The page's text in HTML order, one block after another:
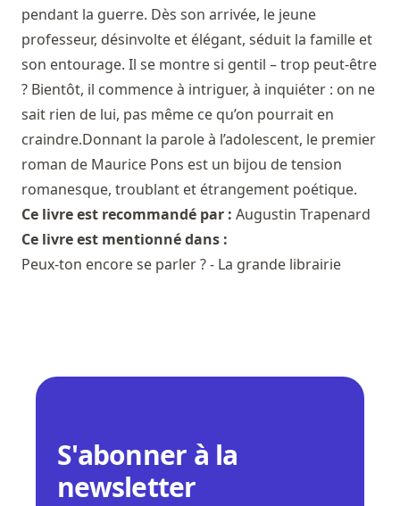
pendant la guerre. Dès son arrivée, le jeune
professeur, désinvolte et élégant, séduit la famille et
son entourage. Il se montre si gentil – trop peut-être
? Bientôt, il commence à intriguer, à inquiéter : on ne
sait rien de lui, pas même ce qu’on pourrait en
craindre.Donnant la parole à l’adolescent, le premier
roman de Maurice Pons est un bijou de tension
romanesque, troublant et étrangement poétique.
Ce livre est recommandé par : Augustin Trapenard
Ce livre est mentionné dans :
Peux-ton encore se parler ? - La grande librairie
S'abonner à la
newsletter